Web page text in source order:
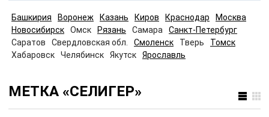
Башкирия Воронеж Казань Киров Краснодар
Москва
Новосибирск
Омск Рязань Самара
Санкт-Петербург
Саратов
Свердловская обл. Смоленск Тверь
Томск
Хабаровск
Челябинск Якутск Ярославль
МЕТКА «СЕЛИГЕР»